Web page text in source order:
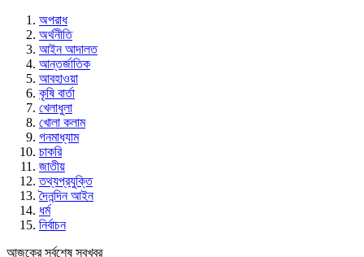
অপরাধ
অর্থনীতি
আইন আদালত
আন্তর্জাতিক
আবহাওয়া
কৃষি বার্তা
খেলাধুলা
খোলা কলাম
গনমাধ্যাম
চাকরি
জাতীয়
তথ্যপ্রযুক্তি
দৈনন্দিন আইন
ধর্ম
নির্বাচন
আজকের সর্বশেষ সবখবর